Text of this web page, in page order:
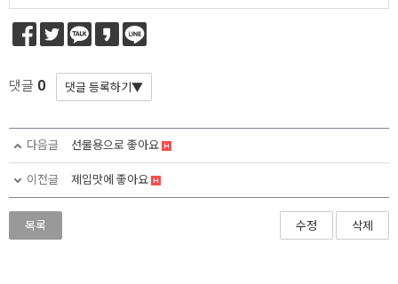
댓글 0
다음글 선물용으로 좋아요
이전글 제입맛에 좋아요
목록 수정 삭제